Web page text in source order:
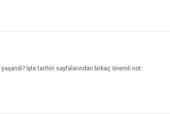
İşte tarihin sayfalarından birkaç önemli not: